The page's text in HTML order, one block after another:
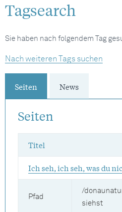
Tagsearch
Sie haben nach folgendem Tag
Nach weiteren Tags suchen
Seiten News
Seiten
Titel
Ich seh, ich seh, was du
Pfad
/
siehst